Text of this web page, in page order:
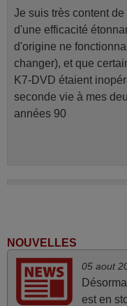
Je suis très content
d'une efficacité
d'origine ne
changer), et que
K7-DVD étaient
seconde vie à mes
années 90
NOUVELLES
05 aout
est en